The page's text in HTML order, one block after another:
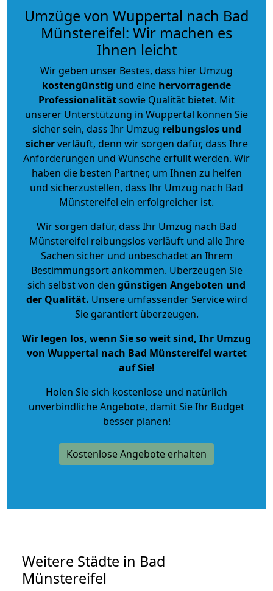
Umzüge von Wuppertal nach Bad
Münstereifel: Wir machen es
Ihnen leicht
Wir geben unser Bestes, dass hier Umzug
kostengünstig und eine hervorragende
Professionalitätsowie Qualität bietet. Mit
unserer Unterstützung in Wuppertal können Sie
sicher sein, dass Ihr Umzug reibungslos und
sicherverläuft, denn wir sorgen dafür, dass Ihre
Anforderungen und Wünsche erfüllt werden. Wir
haben die besten Partner, um Ihnen zu helfen
und sicherzustellen, dass Ihr Umzug nach Bad
Münstereifel ein erfolgreicher ist.
Wir sorgen dafür, dass Ihr Umzug nach Bad
Münstereifel reibungslos verläuft und alle Ihre
Sachen sicher und unbeschadet an Ihrem
Bestimmungsort ankommen. Überzeugen Sie
sich selbst von den günstigen Angeboten und
der Qualität. Unsere umfassender Service wird
Sie garantiert überzeugen.
Wir legen los, wenn Sie so weit sind, Ihr Umzug
von Wuppertal nach Bad Münstereifel wartet
auf Sie!
Holen Sie sich kostenlose und natürlich
unverbindliche Angebote, damit Sie Ihr Budget
besser planen!
Kostenlose Angebote erhalten
Weitere Städte in Bad
Münstereifel